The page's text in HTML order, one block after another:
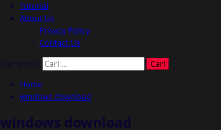
Tutorial
About Us
Privacy Policy
Contact Us
Cari untuk:
Home
windows download
windows download